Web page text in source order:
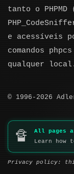
tanto o
e acessíveis
comandos
qualquer
© 1996-2026
🔏
All pages
Learn how
Privacy policy: